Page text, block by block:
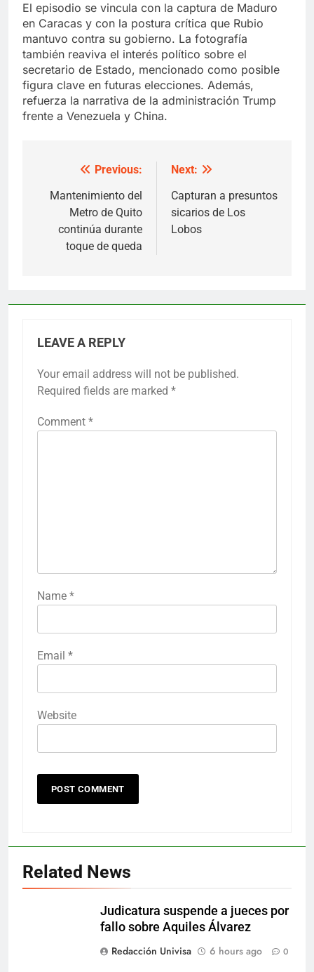
El episodio se vincula con la captura de Maduro
en Caracas y con la postura crítica que Rubio
mantuvo contra su gobierno. La fotografía
también reaviva el interés político sobre el
secretario de Estado, mencionado como posible
figura clave en futuras elecciones. Además,
refuerza la narrativa de la administración Trump
frente a Venezuela y China.
navigation
Previous:
Mantenimiento del
Metro de Quito
continúa durante
toque de queda
Next:
Capturan a presuntos
sicarios de Los
Lobos
LEAVE A REPLY
Your email address will not be published.
Required fields are marked *
Comment *
Name *
Email *
Website
Related News
Judicatura suspende a jueces por
fallo sobre Aquiles Álvarez
Redacción Univisa
6 hours ago 0